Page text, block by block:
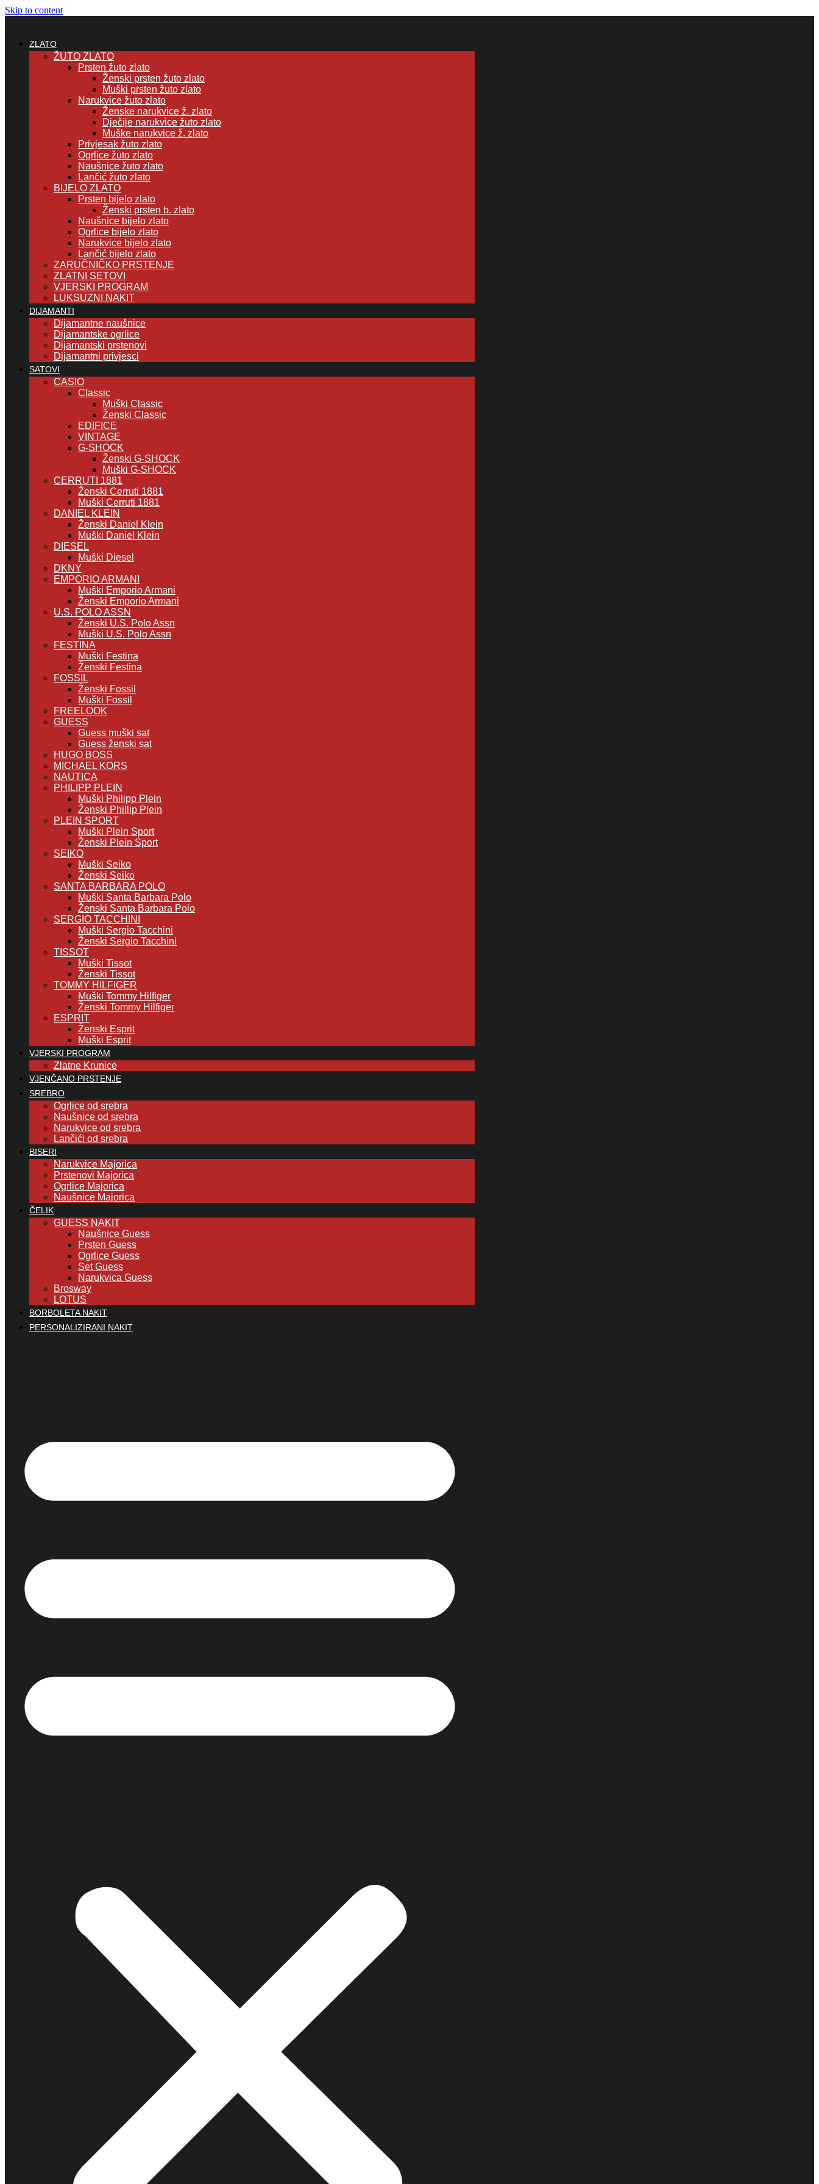
Skip to content
ZLATO
ŽUTO ZLATO
Prsten žuto zlato
Ženski prsten žuto zlato
Muški prsten žuto zlato
Narukvice žuto zlato
Ženske narukvice ž. zlato
Dječije narukvice žuto zlato
Muške narukvice ž. zlato
Privjesak žuto zlato
Ogrlice žuto zlato
Naušnice žuto zlato
Lančić žuto zlato
BIJELO ZLATO
Prsten bijelo zlato
Ženski prsten b. zlato
Naušnice bijelo zlato
Ogrlice bijelo zlato
Narukvice bijelo zlato
Lančić bijelo zlato
ZARUČNIČKO PRSTENJE
ZLATNI SETOVI
VJERSKI PROGRAM
LUKSUZNI NAKIT
DIJAMANTI
Dijamantne naušnice
Dijamantske ogrlice
Dijamantski prstenovi
Dijamantni privjesci
SATOVI
CASIO
Classic
Muški Classic
Ženski Classic
EDIFICE
VINTAGE
G-SHOCK
Ženski G-SHOCK
Muški G-SHOCK
CERRUTI 1881
Ženski Cerruti 1881
Muški Cerruti 1881
DANIEL KLEIN
Ženski Daniel Klein
Muški Daniel Klein
DIESEL
Muški Diesel
DKNY
EMPORIO ARMANI
Muški Emporio Armani
Ženski Emporio Armani
U.S. POLO ASSN
Ženski U.S. Polo Assn
Muški U.S. Polo Assn
FESTINA
Muški Festina
Ženski Festina
FOSSIL
Ženski Fossil
Muški Fossil
FREELOOK
GUESS
Guess muški sat
Guess ženski sat
HUGO BOSS
MICHAEL KORS
NAUTICA
PHILIPP PLEIN
Muški Philipp Plein
Ženski Phillip Plein
PLEIN SPORT
Muški Plein Sport
Ženski Plein Sport
SEIKO
Muški Seiko
Ženski Seiko
SANTA BARBARA POLO
Muški Santa Barbara Polo
Ženski Santa Barbara Polo
SERGIO TACCHINI
Muški Sergio Tacchini
Ženski Sergio Tacchini
TISSOT
Muški Tissot
Ženski Tissot
TOMMY HILFIGER
Muški Tommy Hilfiger
Ženski Tommy Hilfiger
ESPRIT
Ženski Esprit
Muški Esprit
VJERSKI PROGRAM
Zlatne Krunice
VJENČANO PRSTENJE
SREBRO
Ogrlice od srebra
Naušnice od srebra
Narukvice od srebra
Lančići od srebra
BISERI
Narukvice Majorica
Prstenovi Majorica
Ogrlice Majorica
Naušnice Majorica
ČELIK
GUESS NAKIT
Naušnice Guess
Prsten Guess
Ogrlice Guess
Set Guess
Narukvica Guess
Brosway
LOTUS
BORBOLETA NAKIT
PERSONALIZIRANI NAKIT